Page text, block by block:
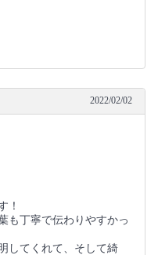
2022/02/02
！
も丁寧で伝わりやすかっ
してくれて、そして綺